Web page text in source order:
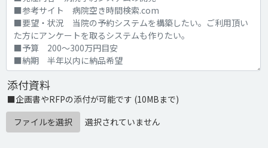
添付資料
■企画書やRFPの添付が可能です (10MBまで)
ファイルを選択
選択されていません